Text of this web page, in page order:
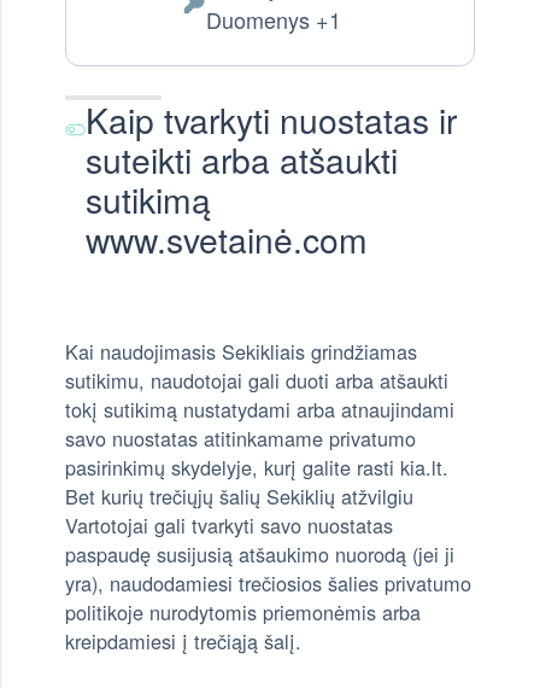
Tvarkomi Asmens Duomenys:
Duomenys +1
Kaip tvarkyti nuostatas ir
suteikti arba atšaukti
sutikimą
www.svetainė.com
Kai naudojimasis Sekikliais grindžiamas
sutikimu, naudotojai gali duoti arba atšaukti
tokį sutikimą nustatydami arba atnaujindami
savo nuostatas atitinkamame privatumo
pasirinkimų skydelyje, kurį galite rasti kia.lt.
Bet kurių trečiųjų šalių Sekiklių atžvilgiu
Vartotojai gali tvarkyti savo nuostatas
paspaudę susijusią atšaukimo nuorodą (jei ji
yra), naudodamiesi trečiosios šalies privatumo
politikoje nurodytomis priemonėmis arba
kreipdamiesi į trečiąją šalį.